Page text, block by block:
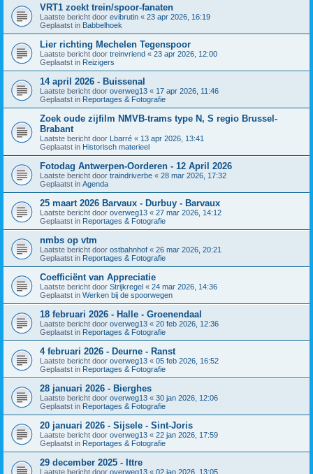
VRT1 zoekt trein/spoor-fanaten
Laatste bericht door evibrutin « 23 apr 2026, 16:19
Geplaatst in Babbelhoek
Lier richting Mechelen Tegenspoor
Laatste bericht door treinvriend « 23 apr 2026, 12:00
Geplaatst in Reizigers
14 april 2026 - Buissenal
Laatste bericht door overweg13 « 17 apr 2026, 11:46
Geplaatst in Reportages & Fotografie
Zoek oude zijfilm NMVB-trams type N, S regio Brussel-
Brabant
Laatste bericht door Lbarré « 13 apr 2026, 13:41
Geplaatst in Historisch materieel
Fotodag Antwerpen-Oorderen - 12 April 2026
Laatste bericht door traindriverbe « 28 mar 2026, 17:32
Geplaatst in Agenda
25 maart 2026 Barvaux - Durbuy - Barvaux
Laatste bericht door overweg13 « 27 mar 2026, 14:12
Geplaatst in Reportages & Fotografie
nmbs op vtm
Laatste bericht door ostbahnhof « 26 mar 2026, 20:21
Geplaatst in Reportages & Fotografie
Coefficiënt van Appreciatie
Laatste bericht door Strijkregel « 24 mar 2026, 14:36
Geplaatst in Werken bij de spoorwegen
18 februari 2026 - Halle - Groenendaal
Laatste bericht door overweg13 « 20 feb 2026, 12:36
Geplaatst in Reportages & Fotografie
4 februari 2026 - Deurne - Ranst
Laatste bericht door overweg13 « 05 feb 2026, 16:52
Geplaatst in Reportages & Fotografie
28 januari 2026 - Bierghes
Laatste bericht door overweg13 « 30 jan 2026, 12:06
Geplaatst in Reportages & Fotografie
20 januari 2026 - Sijsele - Sint-Joris
Laatste bericht door overweg13 « 22 jan 2026, 17:59
Geplaatst in Reportages & Fotografie
29 december 2025 - Ittre
Laatste bericht door overweg13 « 02 jan 2026, 13:05